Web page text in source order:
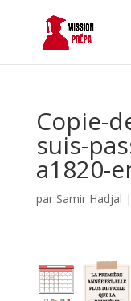
Copie-
suis-
a1820-
par Samir Hadjal |